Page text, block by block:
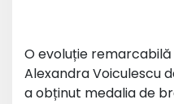
O evoluție
Alexandra Voiculescu
a obținut medalia de